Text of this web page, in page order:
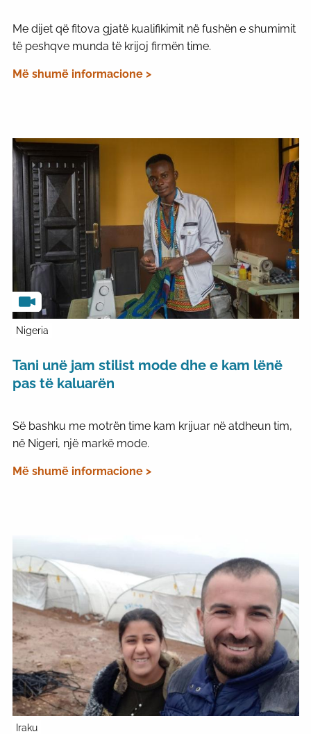
Me dijet që fitova gjatë kualifikimit në fushën e shumimit
të peshqve munda të krijoj firmën time.
Më shumë informacione >
Nigeria
Tani unë jam stilist mode dhe e kam lënë
pas të kaluarën
Së bashku me motrën time kam krijuar në atdheun tim,
në Nigeri, një markë mode.
Më shumë informacione >
Iraku